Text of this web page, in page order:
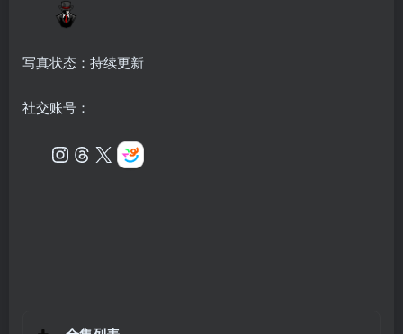
写真状态：持续更新
社交账号：